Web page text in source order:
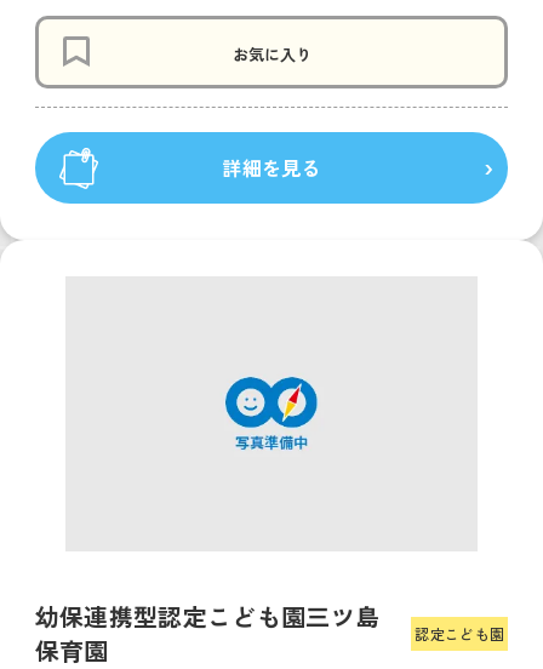
お気に入り
詳細を見る
幼保連携型認定こども園三ツ島
保育園
認定こども園